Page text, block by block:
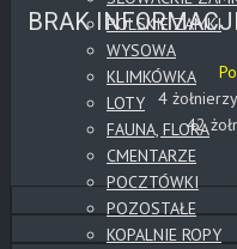
POLSKIE ZAMKI
WYSOWA
KLIMKÓWKA
LOTY
FAUNA, FLORA
CMENTARZE
POCZTÓWKI
POZOSTAŁE
KOPALNIE ROPY
BRAK
4
42